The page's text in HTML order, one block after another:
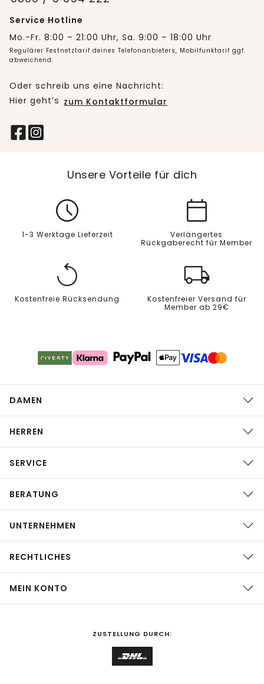
Service Hotline
Mo.-Fr. 8:00 – 21:00 Uhr, Sa. 9:00 – 18:00 Uhr
Regulärer Festnetztarif deines Telefonanbieters, Mobilfunktarif ggf.
abweichend.
Oder schreib uns eine Nachricht:
Hier geht’s zum Kontaktformular
Unsere Vorteile für dich
1-3 Werktage Lieferzeit
Verlängertes
Rückgaberecht für Member
Kostenfreie Rücksendung
Kostenfreier Versand für
Member ab 29€
DAMEN
HERREN
SERVICE
BERATUNG
UNTERNEHMEN
RECHTLICHES
MEIN KONTO
ZUSTELLUNG DURCH: